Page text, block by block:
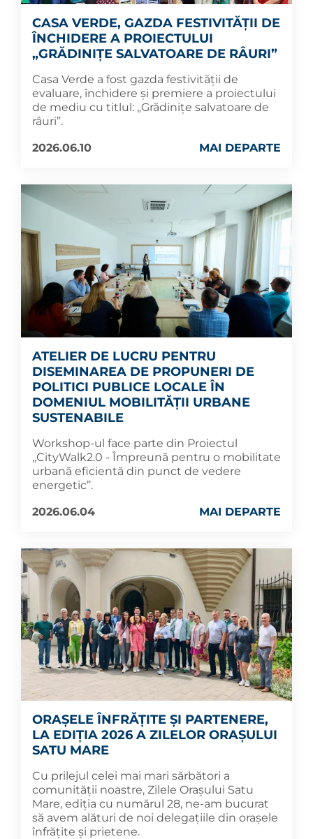
CASA VERDE, GAZDA FESTIVITĂȚII DE
ÎNCHIDERE A PROIECTULUI
„GRĂDINIȚE SALVATOARE DE RÂURI”
Casa Verde a fost gazda festivității de
evaluare, închidere și premiere a proiectului
de mediu cu titlul: „Grădinițe salvatoare de
râuri”.
2026.06.10
MAI DEPARTE
ATELIER DE LUCRU PENTRU
DISEMINAREA DE PROPUNERI DE
POLITICI PUBLICE LOCALE ÎN
DOMENIUL MOBILITĂȚII URBANE
SUSTENABILE
Workshop-ul face parte din Proiectul
,,CityWalk2.0 - Împreună pentru o mobilitate
urbană eficientă din punct de vedere
energetic’’.
2026.06.04
MAI DEPARTE
ORAȘELE ÎNFRĂȚITE ȘI PARTENERE,
LA EDIȚIA 2026 A ZILELOR ORAȘULUI
SATU MARE
Cu prilejul celei mai mari sărbători a
comunității noastre, Zilele Orașului Satu
Mare, ediția cu numărul 28, ne-am bucurat
să avem alături de noi delegațiile din orașele
înfrățite și prietene.